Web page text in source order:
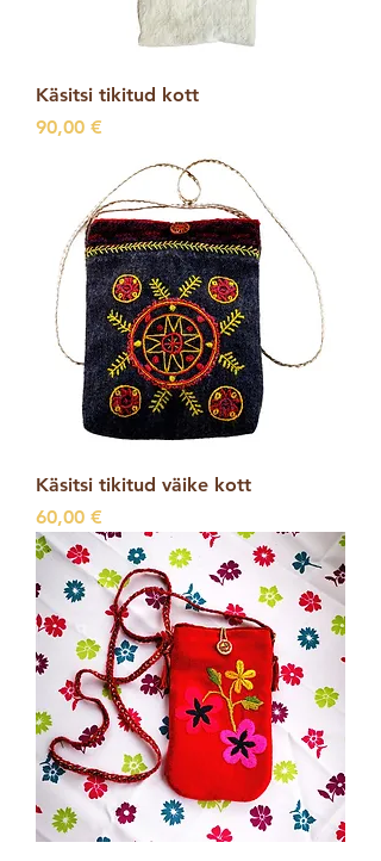
Käsitsi tikitud kott
Price
90,00 €
Käsitsi tikitud väike kott
Price
60,00 €